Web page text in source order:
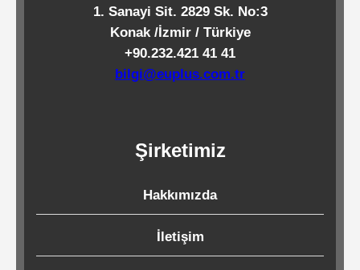
Temizlik
Kimyasalları
Endüstriyel
Temizlik
1. Sanayi Sit. 2829 Sk. No:3
Konak /İzmir / Türkiye
+90.232.421 41 41
bilgi@euplus.com.tr
Şirketimiz
Hakkımızda
İletişim